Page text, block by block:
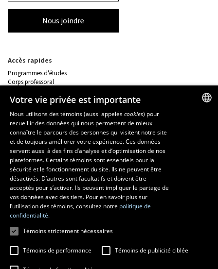
Nous joindre
Accès rapides
Programmes d'études
Corps professoral
Foire aux questions
Ressources
monPortail
MESURES D'URGENCE
Composer le418 656-5555
Votre vie privée est importante
Nous utilisons des témoins (aussi appeléscookies) pour
recueillir des données qui nous permettent de mieux
connaître le parcours des personnes qui visitent notre site
et de toujours améliorer votre expérience. Ces données
servent aussi à des fins d’analyse et d’optimisation de nos
plateformes. Certains témoins sont essentiels pour la
sécurité et le fonctionnement du site. Ils ne peuvent être
désactivés. D’autres sont facultatifs et doivent être
acceptés pour s’activer. Ils peuvent impliquer le partage de
vos données avec des tiers. Pour en savoir plus sur
l’utilisation des témoins, consultez notre politique de
confidentialité.
Témoins strictement nécessaires
Témoins de performance Témoins de publicité ciblée